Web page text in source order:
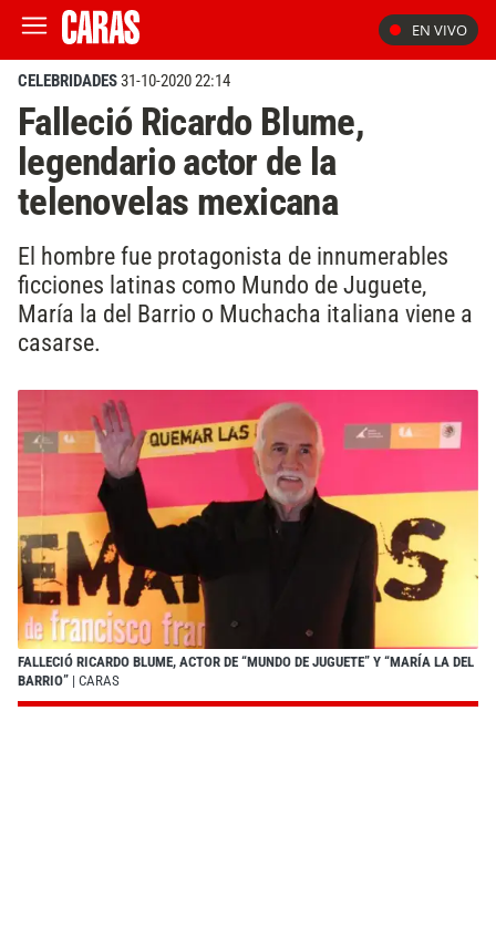
EN VIVO
CELEBRIDADES31-10-2020 22:14
Falleció Ricardo Blume,
legendario actor de la
telenovelas mexicana
El hombre fue protagonista de innumerables
ficciones latinas como Mundo de Juguete,
María la del Barrio o Muchacha italiana viene a
casarse.
FALLECIÓ RICARDO BLUME, ACTOR DE “MUNDO DE JUGUETE” Y “MARÍA LA DEL
BARRIO” | CARAS